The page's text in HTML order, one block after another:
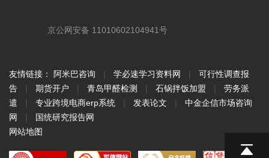
京公网安备 11010602104941号
友情链接： 阿米巴咨询 | 学必速学习资料网 |
可行性调查报
告
| 期货开户 | 青岛甲醛检测 | 石锅拌饭加盟 |
劳务派
遣
| 专业跨境电商erp系统 | 发表论文 |
中金企信市场咨询
网
|
国统研究报告网
网站地图